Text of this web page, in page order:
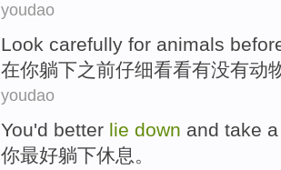
youdao
Look carefully for animals
在你躺下之前仔细看看有没有动
youdao
You'd better lie down and take
你最好躺下休息。